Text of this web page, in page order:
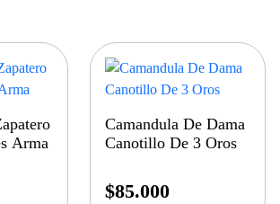
Arma
Camandula De Dama
Canotillo De 3 Oros
$85.000